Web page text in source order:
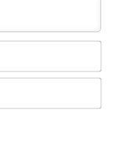
ク
E